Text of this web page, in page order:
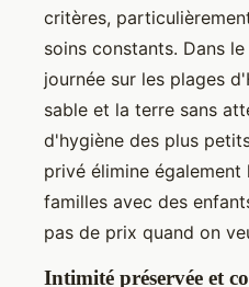
critères,
soins constants. Dans
journée sur les plages
sable et la terre sans
d'hygiène des plus
privé élimine
familles avec des
pas de prix quand on
Intimité préservée et